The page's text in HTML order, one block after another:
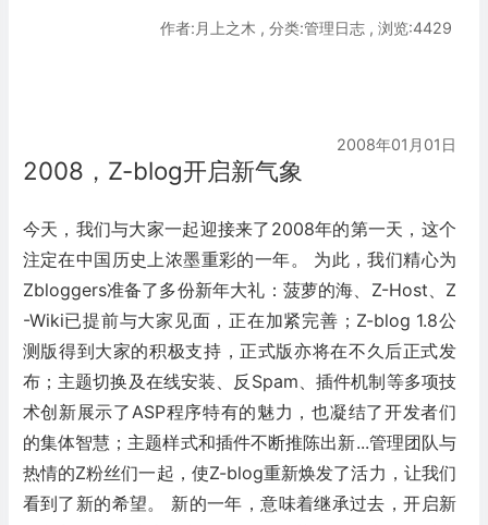
作者:月上之木 , 分类:管理日志 , 浏览:4429
2008年01月01日
2008，Z-blog开启新气象
今天，我们与大家一起迎接来了2008年的第一天，这个
注定在中国历史上浓墨重彩的一年。 为此，我们精心为
Zbloggers准备了多份新年大礼：菠萝的海、Z-Host、Z
-Wiki已提前与大家见面，正在加紧完善；Z-blog 1.8公
测版得到大家的积极支持，正式版亦将在不久后正式发
布；主题切换及在线安装、反Spam、插件机制等多项技
术创新展示了ASP程序特有的魅力，也凝结了开发者们
的集体智慧；主题样式和插件不断推陈出新...管理团队与
热情的Z粉丝们一起，使Z-blog重新焕发了活力，让我们
看到了新的希望。 新的一年，意味着继承过去，开启新